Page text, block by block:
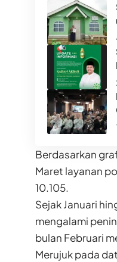
Berdasarkan
Maret layanan
10.105.
Sejak Januari
mengalami
bulan Februari
Merujuk pada